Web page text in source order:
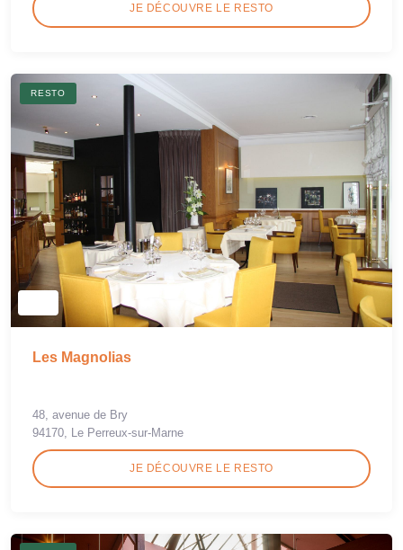
JE DÉCOUVRE LE RESTO
RESTO
Les Magnolias
48, avenue de Bry
94170, Le Perreux-sur-Marne
JE DÉCOUVRE LE RESTO